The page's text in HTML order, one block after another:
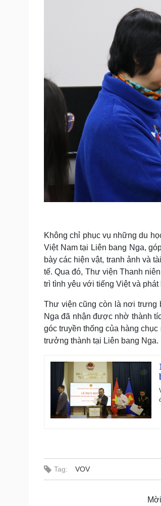
Không chỉ phục vụ những du
Việt Nam tại Liên bang Nga,
bày các hiện vật, tranh ảnh và
tế. Qua đó, Thư viện Thanh
trì tình yêu với tiếng Việt và
Thư viện cũng còn là nơi trưng
Nga đã nhận được nhờ thành
góc truyền thống của hàng
trưởng thành tại Liên bang Nga.
Tag: VOV